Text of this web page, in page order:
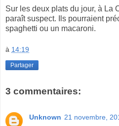
Sur les deux plats du jour, à La
paraît suspect. Ils pourraient
spaghetti ou un macaroni.
à 14:19
Partager
3 commentaires:
Unknown 21 novembre,